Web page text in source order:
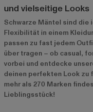
und vielseitige Looks
Schwarze Mäntel sind die
Flexibilität in einem
passen zu fast jedem
über tragen – ob casual,
vorbei und entdecke
deinen perfekten Look zu
mehr als 270 Marken
Lieblingsstück!